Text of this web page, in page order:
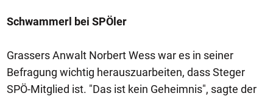
Schwammerl bei SPÖler
Grassers Anwalt Norbert Wess war es in seiner
Befragung wichtig herauszuarbeiten, dass Steger
SPÖ-Mitglied ist. "Das ist kein Geheimnis", sagte der